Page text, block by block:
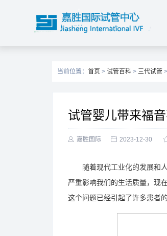
当前位置： 首页 > 试管百科 > 三代试管
试管婴儿带来福
 嘉胜国际  2023-12-30
随着现代工业化的发展和人
严重影响我们的生活质量，现
这个问题已经引起了许多患者的